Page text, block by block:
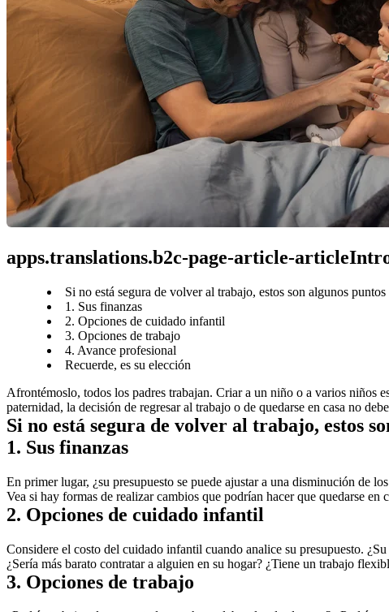
apps.translations.b2c-page-article-
Si no está segura de volver al trabajo, estos son algunos
1. Sus finanzas
2. Opciones de cuidado infantil
3. Opciones de trabajo
4. Avance profesional
Recuerde, es su elección
Afrontémoslo, todos los padres trabajan. Criar a un niño o a varios niños
paternidad, la decisión de regresar al trabajo o de quedarse en casa no
Si no está segura de volver al trabajo, estos
1. Sus finanzas
En primer lugar, ¿su presupuesto se puede ajustar a una disminución de
Vea si hay formas de realizar cambios que podrían hacer que quedarse en
2. Opciones de cuidado infantil
Considere el costo del cuidado infantil cuando analice su presupuesto.
¿Sería más barato contratar a alguien en su hogar? ¿Tiene un trabajo
3. Opciones de trabajo